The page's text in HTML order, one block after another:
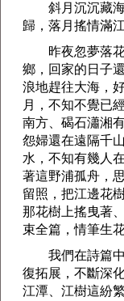
斜月沉沉藏海
歸，落月搖情滿江
昨夜忽夢落花
鄉，回家的日子
浪地趕往大海，
月，不知不覺已
南方、碣石瀟湘
怨婦還在遠隔千
水，不知有幾人
著這野浦孤舟，
留照，把江邊花
那花樹上搖曳著
束全篇，情筆生
我們在詩篇中
復拓展，不斷深
江潭、江樹這紛